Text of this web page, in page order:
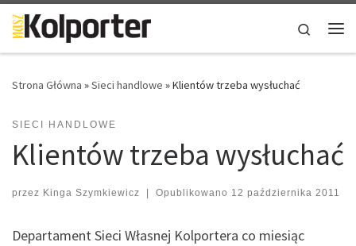
Skip to content
Search
Strona Główna »Sieci handlowe »Klientów trzeba wysłuchać
SIECI HANDLOWE
Klientów trzeba wysłuchać
przez Kinga Szymkiewicz | Opublikowano 12 października 2011
Departament Sieci Własnej Kolportera co miesiąc